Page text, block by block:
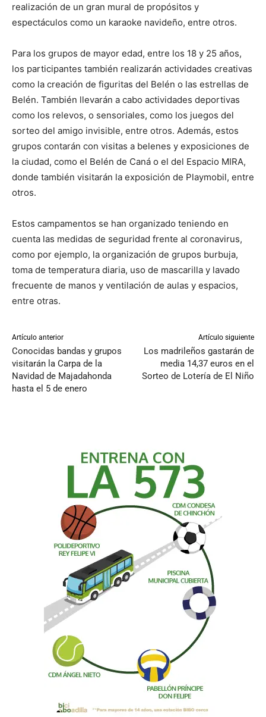
realización de un gran mural de propósitos y
espectáculos como un karaoke navideño, entre otros.
Para los grupos de mayor edad, entre los 18 y 25 años,
los participantes también realizarán actividades creativas
como la creación de figuritas del Belén o las estrellas de
Belén. También llevarán a cabo actividades deportivas
como los relevos, o sensoriales, como los juegos del
sorteo del amigo invisible, entre otros. Además, estos
grupos contarán con visitas a belenes y exposiciones de
la ciudad, como el Belén de Caná o el del Espacio MIRA,
donde también visitarán la exposición de Playmobil, entre
otros.
Estos campamentos se han organizado teniendo en
cuenta las medidas de seguridad frente al coronavirus,
como por ejemplo, la organización de grupos burbuja,
toma de temperatura diaria, uso de mascarilla y lavado
frecuente de manos y ventilación de aulas y espacios,
entre otras.
Artículo anterior
Conocidas bandas y grupos
visitarán la Carpa de la
Navidad de Majadahonda
hasta el 5 de enero
Artículo siguiente
Los madrileños gastarán de
media 14,37 euros en el
Sorteo de Lotería de El Niño